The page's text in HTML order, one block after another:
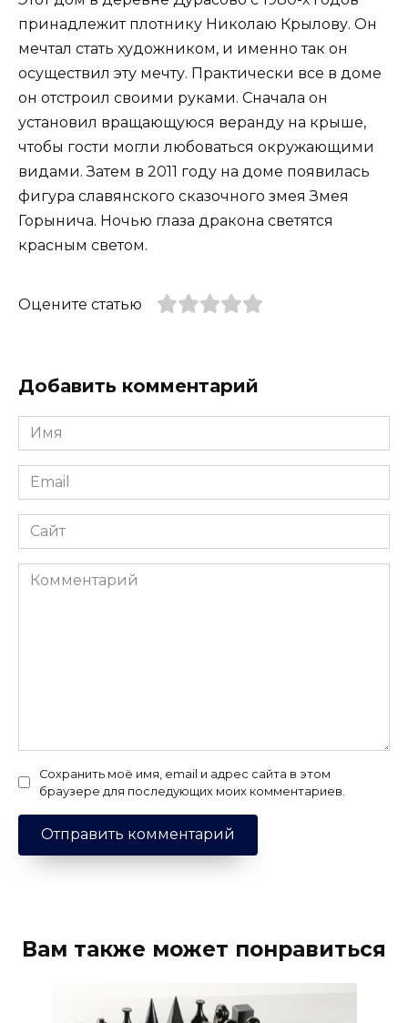
принадлежит плотнику Николаю Крылову. Он
мечтал стать художником, и именно так он
осуществил эту мечту. Практически все в доме
он отстроил своими руками. Сначала он
установил вращающуюся веранду на крыше,
чтобы гости могли любоваться окружающими
видами. Затем в 2011 году на доме появилась
фигура славянского сказочного змея Змея
Горынича. Ночью глаза дракона светятся
красным светом.
Оцените статью
Добавить комментарий
Имя
*
Email
*
Сайт
Комментарий
Сохранить моё имя, email и адрес сайта в этом
браузере для последующих моих комментариев.
Вам также может понравиться